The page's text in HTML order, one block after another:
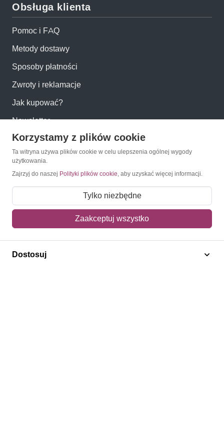
Obsługa klienta
Pomoc i FAQ
Metody dostawy
Sposoby płatności
Zwroty i reklamacje
Jak kupować?
Newsletter
Konto
Moje konto
Mój koszyk
Adres dostawy
Korzystamy z plików cookie
Ta witryna używa plików cookie w celu ulepszenia ogólnej wygody
użytkowania.
Zajrzyj do naszej Polityki plików cookie, aby uzyskać więcej informacji.
Tylko niezbędne
Zaakceptuj wszystko
Dostosuj